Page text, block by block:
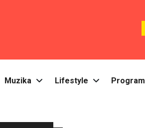
Muzika Lifestyle Program